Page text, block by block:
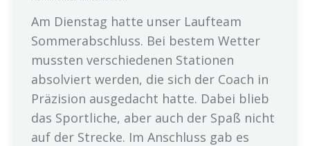
Am Dienstag hatte unser Laufteam
Sommerabschluss. Bei bestem Wetter
mussten verschiedenen Stationen
absolviert werden, die sich der Coach in
Präzision ausgedacht hatte. Dabei blieb
das Sportliche, aber auch der Spaß nicht
auf der Strecke. Im Anschluss gab es